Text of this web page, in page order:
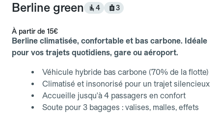
Berline green 4 3
À partir de 15€
Berline climatisée, confortable et bas carbone. Idéale
pour vos trajets quotidiens, gare ou aéroport.
Véhicule hybride bas carbone (70% de la flotte)
Climatisé et insonorisé pour un trajet silencieux
Accueille jusqu'à 4 passagers en confort
Soute pour 3 bagages : valises, malles, effets